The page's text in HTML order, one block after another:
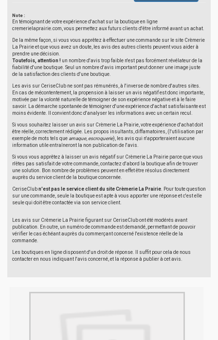
Note :
En témoignant de votre expérience d'achat sur la boutique en ligne
cremerielaprairie.com, vous permettez aux futurs clients d'être informé avant un achat.
De la même façon, si vous vous apprêtez à effectuer une commande sur le site Crèmerie
La Prairie et que vous avez un doute, les avis des autres clients peuvent vous aider à
prendre une décision.
Toutefois, attention ! un nombre d'avis trop faible n'est pas forcément révélateur de la
fiabilité d'une boutique. Seul un nombre d'avis important peut donner une image juste
de la satisfaction des clients d'une boutique.
Les avis sur CeriseClub ne sont pas rémunérés, à l'inverse de nombre d'autres sites.
En cas de mécontentement, la propension à laisser un avis négatif est donc importante,
motivée par la volonté naturelle de témoigner de son expérience négative et à le faire
savoir. La démarche spontanée de témoigner d'une expérience d'achat satisfaisante est
moins évidente. Il convient donc d'analyser les informations avec un certain recul.
Si vous souhaitez laisser un avis sur Crèmerie La Prairie, votre expérience d'achat doit
être réelle, correctement rédigée. Les propos insultants, diffamatoires, (l'utilisation par
exemple de mots tels que arnaque, escroquerie), les avis qui n'apporteraient aucune
information utile entraîneront la non publication de l'avis.
Si vous vous apprêtez à laisser un avis négatif sur Crèmerie La Prairie parce que vous
n'êtes pas satisfait de votre commande, contactez d'abord la boutique afin de trouver
une solution. Bon nombre de problèmes peuvent en effet être résolus directement
auprès du service client de la boutique concernée.
CeriseClubn'est pas le service client du site Crèmerie La Prairie . Pour toute question
sur une commande, seule la boutique est apte à vous apporter une réponse et c'est elle
seule qui doit être contactée via son service client.
Les avis sur Crèmerie La Prairie figurant sur CeriseClub ont été modérés avant
publication. En outre, un numéro de commande est demandé, permettant de pouvoir
vérifier le cas échéant auprès du commerçant concerné l'existence réelle de la
commande.
Les boutiques en ligne disposent d'un droit de réponse. Il suffit pour cela de nous
contacter en nous indiquant l'avis concerné, et la réponse à publier à cet avis.